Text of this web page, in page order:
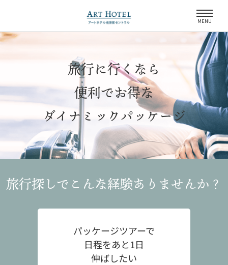
MENU
旅行に行くなら
便利でお得な
ダイナミックパッケージ
旅行探しでこんな経験ありませんか？
パッケージツアーで
日程をあと1日
伸ばしたい